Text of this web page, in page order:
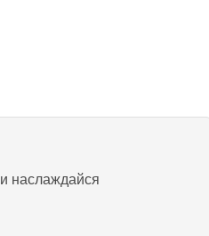
и наслаждайся